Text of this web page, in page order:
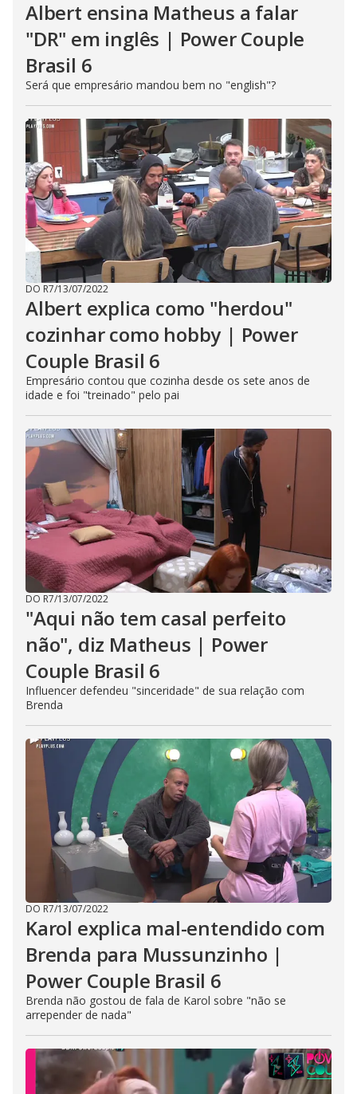
Albert ensina Matheus a falar
"DR" em inglês | Power Couple
Brasil 6
Será que empresário mandou bem no "english"?
DO R7/13/07/2022
Albert explica como "herdou"
cozinhar como hobby | Power
Couple Brasil 6
Empresário contou que cozinha desde os sete anos de
idade e foi "treinado" pelo pai
DO R7/13/07/2022
"Aqui não tem casal perfeito
não", diz Matheus | Power
Couple Brasil 6
Influencer defendeu "sinceridade" de sua relação com
Brenda
DO R7/13/07/2022
Karol explica mal-entendido com
Brenda para Mussunzinho |
Power Couple Brasil 6
Brenda não gostou de fala de Karol sobre "não se
arrepender de nada"